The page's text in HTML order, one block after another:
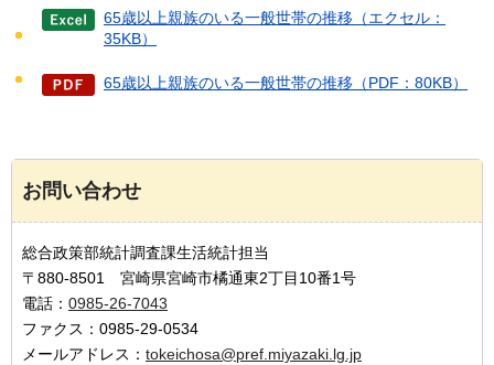
65歳以上親族のいる一般世帯の推移（エクセル：
35KB）
65歳以上親族のいる一般世帯の推移（PDF：80KB）
お問い合わせ
総合政策部統計調査課生活統計担当
〒880-8501 宮崎県宮崎市橘通東2丁目10番1号
電話： 0985-26-7043
ファクス：0985-29-0534
メールアドレス： tokeichosa@pref.miyazaki.lg.jp